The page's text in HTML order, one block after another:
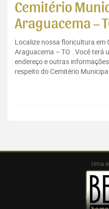
Cemitério
Araguacema –
Localize nossa floricultura em
Araguacema – TO . Você terá
endereço e outras
respeito do Cemitério
Uma